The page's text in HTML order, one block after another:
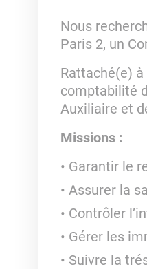
Nous
Paris 2, un
Rattaché(e)
comptabilité
Auxiliaire et
Missions :
Garantir le
Assurer la
Contrôler
Gérer les
Suivre la